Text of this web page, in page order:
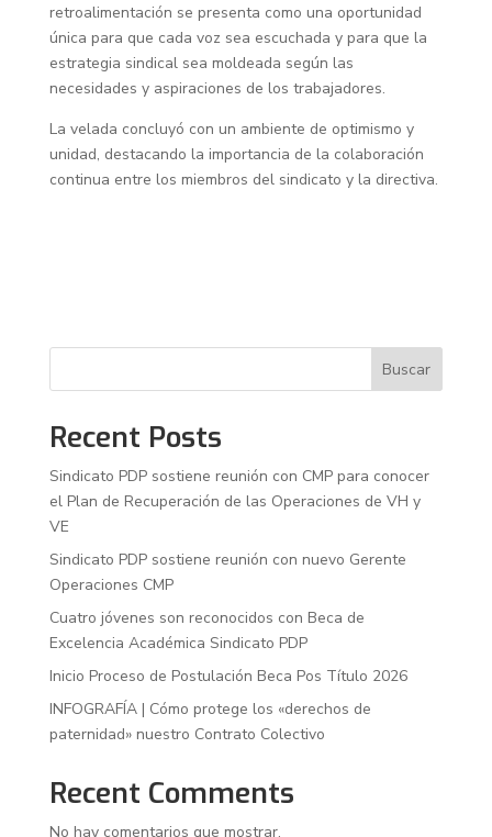
retroalimentación se presenta como una oportunidad
única para que cada voz sea escuchada y para que la
estrategia sindical sea moldeada según las
necesidades y aspiraciones de los trabajadores.
La velada concluyó con un ambiente de optimismo y
unidad, destacando la importancia de la colaboración
continua entre los miembros del sindicato y la directiva.
Buscar
Recent Posts
Sindicato PDP sostiene reunión con CMP para conocer
el Plan de Recuperación de las Operaciones de VH y
VE
Sindicato PDP sostiene reunión con nuevo Gerente
Operaciones CMP
Cuatro jóvenes son reconocidos con Beca de
Excelencia Académica Sindicato PDP
Inicio Proceso de Postulación Beca Pos Título 2026
INFOGRAFÍA | Cómo protege los «derechos de
paternidad» nuestro Contrato Colectivo
Recent Comments
No hay comentarios que mostrar.